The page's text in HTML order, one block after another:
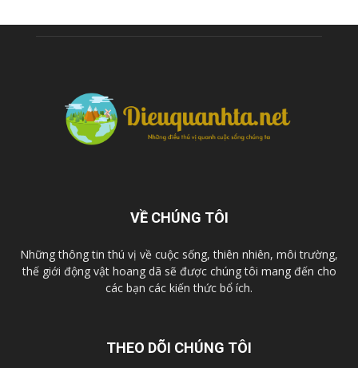
VỀ CHÚNG TÔI
Những thông tin thú vị về cuộc sống, thiên nhiên, môi trường,
thế giới động vật hoang dã sẽ được chúng tôi mang đến cho
các bạn các kiến thức bổ ích.
THEO DÕI CHÚNG TÔI